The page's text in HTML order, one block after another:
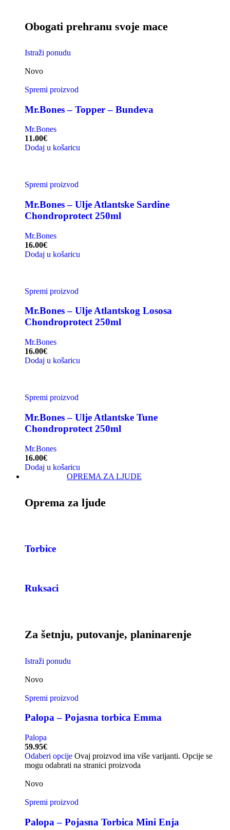
Obogati prehranu svoje mace
Istraži ponudu
Novo
Spremi proizvod
Mr.Bones – Topper – Bundeva
Mr.Bones
11.00€
Dodaj u košaricu
Spremi proizvod
Mr.Bones – Ulje Atlantske Sardine
Chondroprotect 250ml
Mr.Bones
16.00€
Dodaj u košaricu
Spremi proizvod
Mr.Bones – Ulje Atlantskog Lososa
Chondroprotect 250ml
Mr.Bones
16.00€
Dodaj u košaricu
Spremi proizvod
Mr.Bones – Ulje Atlantske Tune
Chondroprotect 250ml
Mr.Bones
16.00€
Dodaj u košaricu
OPREMA ZA LJUDE
Oprema za ljude
Torbice
Ruksaci
Za šetnju, putovanje, planinarenje
Istraži ponudu
Novo
Spremi proizvod
Palopa – Pojasna torbica Emma
Palopa
59.95€
Odaberi opcije Ovaj proizvod ima više varijanti. Opcije se
mogu odabrati na stranici proizvoda
Novo
Spremi proizvod
Palopa – Pojasna Torbica Mini Enja